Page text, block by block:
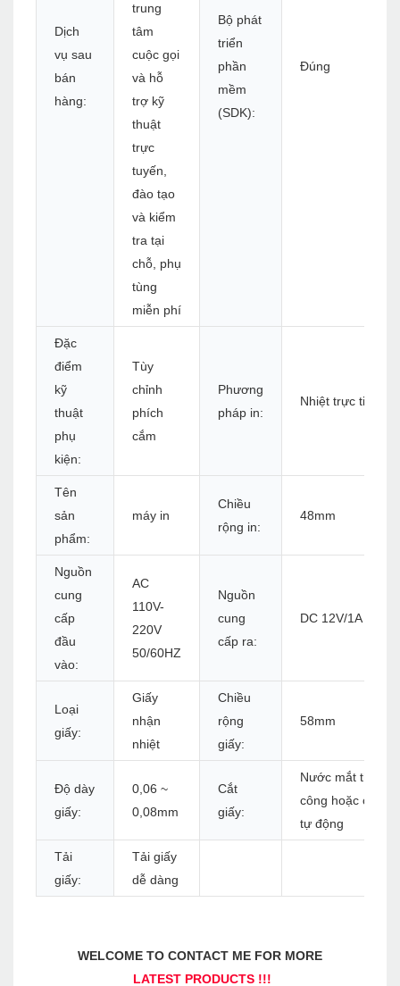
Dịch
vụ sau
bán
hàng:
trung
tâm
cuộc gọi
và hỗ
trợ kỹ
thuật
trực
tuyến,
đào tạo
và kiểm
tra tại
chỗ, phụ
tùng
miễn phí
Bộ phát
triển
phần
mềm
(SDK):
Đúng
Đặc
điểm
kỹ
thuật
phụ
kiện:
Tùy
chỉnh
phích
cắm
Phương
pháp in:
Nhiệt trực tiếp
Tên
sản
phẩm:
máy in
Chiều
rộng in:
48mm
Nguồn
cung
cấp
đầu
vào:
AC
110V-
220V
50/60HZ
Nguồn
cung
cấp ra:
DC 12V/1A
Loại
giấy:
Giấy
nhận
nhiệt
Chiều
rộng
giấy:
58mm
Độ dày
giấy:
0,06 ~
0,08mm
Cắt
giấy:
Nước mắt thủ
công hoặc cắt
tự động
Tải
giấy:
Tải giấy
dễ dàng